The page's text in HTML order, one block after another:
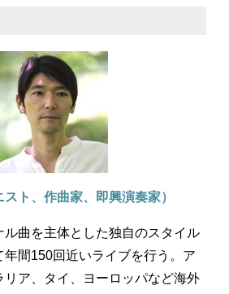
ト、作曲家、即興演奏家）
ル曲を主体とした独自のスタイル
年間150回近いライブを行う。ア
リア、タイ、ヨーロッパなど海外